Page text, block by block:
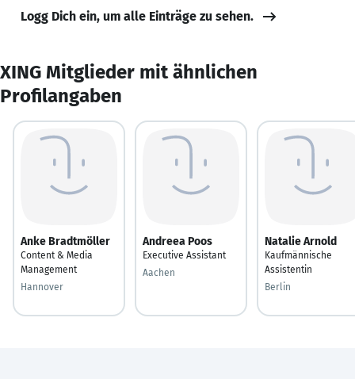
Logg Dich ein, um alle Einträge zu sehen.
XING Mitglieder mit ähnlichen
Profilangaben
Anke Bradtmöller
Content & Media
Management
Hannover
Andreea Poos
Executive Assistant
Aachen
Natalie Arnold
Kaufmännische
Assistentin
Berlin